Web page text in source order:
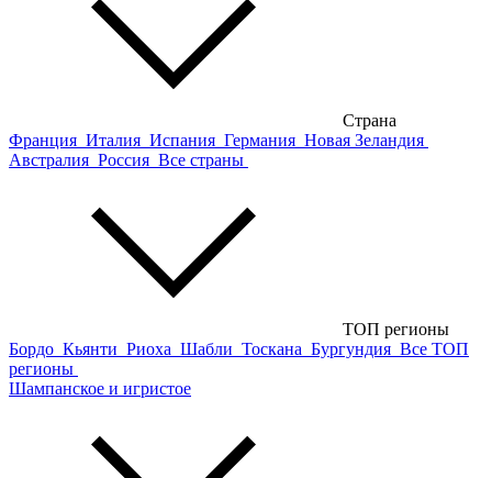
Страна
Франция Италия Испания Германия Новая Зеландия
Австралия Россия Все страны
ТОП регионы
Бордо Кьянти Риоха Шабли Тоскана Бургундия Все ТОП
регионы
Шампанское и игристое